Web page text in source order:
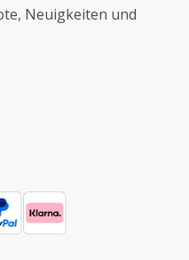
Neuigkeiten und